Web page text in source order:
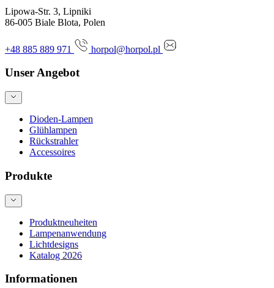
Lipowa-Str. 3, Lipniki
86-005 Biale Blota, Polen
+48 885 889 971 horpol@horpol.pl
Unser Angebot
Dioden-Lampen
Glühlampen
Rückstrahler
Accessoires
Produkte
Produktneuheiten
Lampenanwendung
Lichtdesigns
Katalog 2026
Informationen